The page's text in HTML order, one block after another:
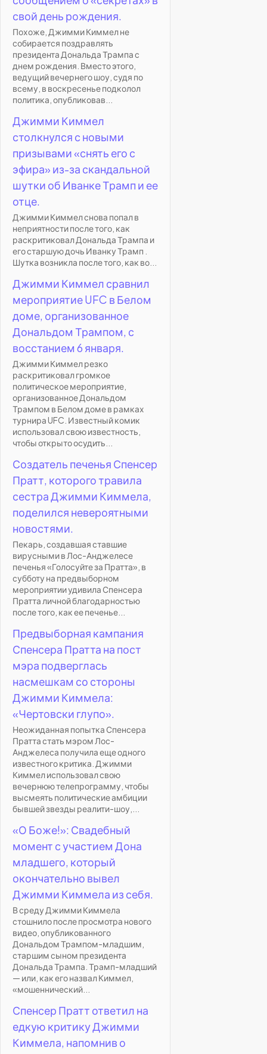
свой день рождения.
Похоже, Джимми Киммел не
собирается поздравлять
президента Дональда Трампа с
днем рождения. Вместо этого,
ведущий вечернего шоу, судя по
всему, в воскресенье подколол
политика, опубликовав...
Джимми Киммел
столкнулся с новыми
призывами «снять его с
эфира» из-за скандальной
шутки об Иванке Трамп и ее
отце.
Джимми Киммел снова попал в
неприятности после того, как
раскритиковал Дональда Трампа и
его старшую дочь Иванку Трамп .
Шутка возникла после того, как во...
Джимми Киммел сравнил
мероприятие UFC в Белом
доме, организованное
Дональдом Трампом, с
восстанием 6 января.
Джимми Киммел резко
раскритиковал громкое
политическое мероприятие,
организованное Дональдом
Трампом в Белом доме в рамках
турнира UFC. Известный комик
использовал свою известность,
чтобы открыто осудить...
Создатель печенья Спенсер
Пратт, которого травила
сестра Джимми Киммела,
поделился невероятными
новостями.
Пекарь, создавшая ставшие
вирусными в Лос-Анджелесе
печенья «Голосуйте за Пратта», в
субботу на предвыборном
мероприятии удивила Спенсера
Пратта личной благодарностью
после того, как ее печенье...
Предвыборная кампания
Спенсера Пратта на пост
мэра подверглась
насмешкам со стороны
Джимми Киммела:
«Чертовски глупо».
Неожиданная попытка Спенсера
Пратта стать мэром Лос-
Анджелеса получила еще одного
известного критика. Джимми
Киммел использовал свою
вечернюю телепрограмму, чтобы
высмеять политические амбиции
бывшей звезды реалити-шоу,...
«О Боже!»: Свадебный
момент с участием Дона
младшего, который
окончательно вывел
Джимми Киммела из себя.
В среду Джимми Киммела
стошнило после просмотра нового
видео, опубликованного
Дональдом Трампом-младшим,
старшим сыном президента
Дональда Трампа. Трамп-младший
— или, как его назвал Киммел,
«мошеннический...
Спенсер Пратт ответил на
едкую критику Джимми
Киммела, напомнив о